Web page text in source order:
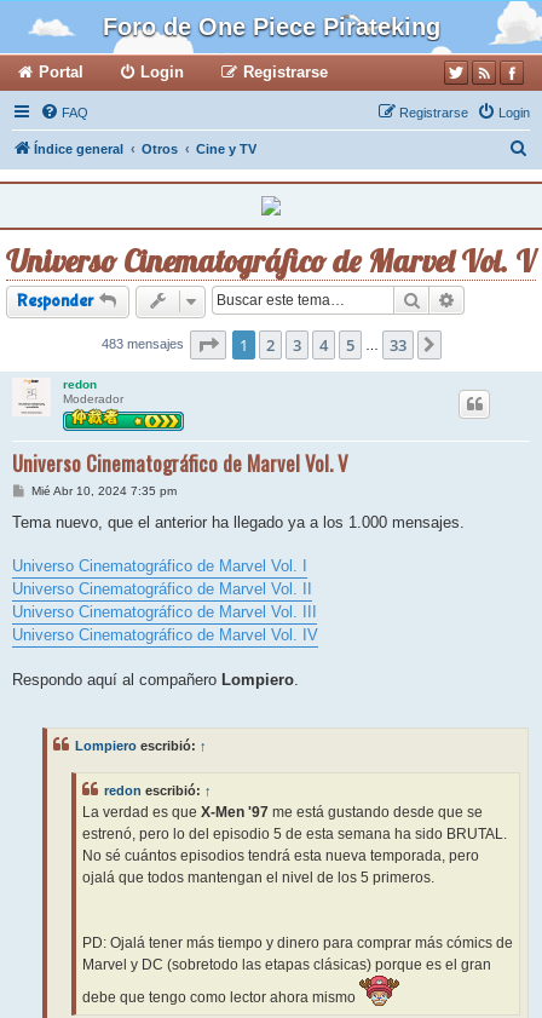
Foro de One Piece Pirateking
Portal Login Registrarse
FAQ Login
Registrarse
Índice general Otros Cine y TV
c
a
Universo Cinematográfico de Marvel Vol. V
Responder Buscar
483 mensajes Página1 de 33
1 2 3 4 5 33
redon
Moderador
Universo Cinematográfico de Marvel Vol. V
M
n
j
e
Mié Abr 10, 2024 7:35 pm
Tema nuevo, que el anterior ha llegado ya a los 1.000 mensajes.
Universo Cinematográfico de Marvel Vol. I
Universo Cinematográfico de Marvel Vol. II
Universo Cinematográfico de Marvel Vol. III
Universo Cinematográfico de Marvel Vol. IV
Respondo aquí al compañero Lompiero.
Lompiero escribió: ↑
redon escribió: ↑
La verdad es que X-Men '97 me está gustando desde que se
estrenó, pero lo del episodio 5 de esta semana ha sido BRUTAL.
No sé cuántos episodios tendrá esta nueva temporada, pero
ojalá que todos mantengan el nivel de los 5 primeros.
PD: Ojalá tener más tiempo y dinero para comprar más cómics de
Marvel y DC (sobretodo las etapas clásicas) porque es el gran
debe que tengo como lector ahora mismo